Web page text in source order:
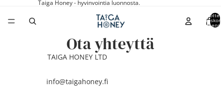
Taiga Honey - hyvinvointia luonnosta.
Ota yhteyttä
TAIGA HONEY LTD
info@taigahoney.fi